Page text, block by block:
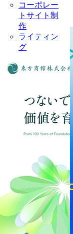
コーポレー
トサイト制
作
ライティン
グ